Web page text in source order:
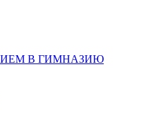
В ГИМНАЗИЮ